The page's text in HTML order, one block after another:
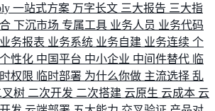
一站式方案 万字长文 三大报告 三大指
下沉市场 专属工具 业务人员 业务代码
业务报表 业务系统 业务自建 业务连续 个
个性化 中国平台 中小企业 中间件替代 临
权限 临时部署 为什么你做 主流选择 乱
叉树 二次开发 二次搭建 云原生 云成本 云